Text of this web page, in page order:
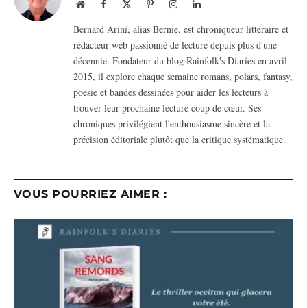
WebsiteFacebook PinterestInstagramLinkedIn
Bernard Arini, alias Bernie, est chroniqueur littéraire et
rédacteur web passionné de lecture depuis plus d'une
décennie. Fondateur du blog Rainfolk's Diaries en avril
2015, il explore chaque semaine romans, polars, fantasy,
poésie et bandes dessinées pour aider les lecteurs à
trouver leur prochaine lecture coup de cœur. Ses
chroniques privilégient l'enthousiasme sincère et la
précision éditoriale plutôt que la critique systématique.
VOUS POURRIEZ AIMER :